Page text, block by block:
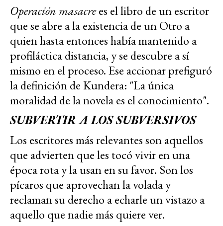
Operación masacrees el libro de un escritor
que se abre a la existencia de un Otro a
quien hasta entonces había mantenido a
profiláctica distancia, y se descubre a sí
mismo en el proceso. Ese accionar prefiguró
la definición de Kundera: "La única
moralidad de la novela es el conocimiento".
SUBVERTIR A LOS SUBVERSIVOS
Los escritores más relevantes son aquellos
que advierten que les tocó vivir en una
época rota y la usan en su favor. Son los
pícaros que aprovechan la volada y
reclaman su derecho a echarle un vistazo a
aquello que nadie más quiere ver.